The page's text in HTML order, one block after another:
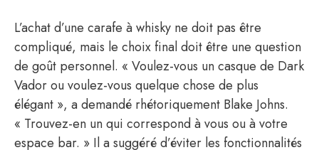
L’achat d’une carafe à whisky ne doit pas être
compliqué, mais le choix final doit être une question
de goût personnel. « Voulez-vous un casque de Dark
Vador ou voulez-vous quelque chose de plus
élégant », a demandé rhétoriquement Blake Johns.
« Trouvez-en un qui correspond à vous ou à votre
espace bar. » Il a suggéré d’éviter les fonctionnalités